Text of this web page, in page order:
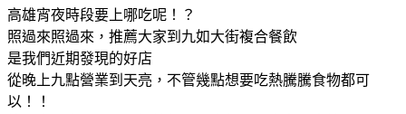
高雄宵夜時段要上哪吃呢！？
照過來照過來，推薦大家到九如大街複合餐飲
是我們近期發現的好店
從晚上九點營業到天亮，不管幾點想要吃熱騰騰食物都可
以！！